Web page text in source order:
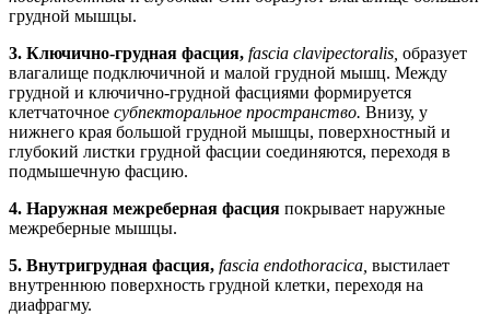
грудной мышцы.
3. Ключично-грудная фасция, fascia clavipectoralis, образует
влагалище подключичной и малой грудной мышц. Между
грудной и ключично-грудной фасциями формируется
клетчаточное субпекторальное пространство. Внизу, у
нижнего края большой грудной мышцы, поверхностный и
глубокий листки грудной фасции соединяются, переходя в
подмышечную фасцию.
4. Наружная межреберная фасция покрывает наружные
межреберные мышцы.
5. Внутригрудная фасция, fascia endothoracica, выстилает
внутреннюю поверхность грудной клетки, переходя на
диафрагму.